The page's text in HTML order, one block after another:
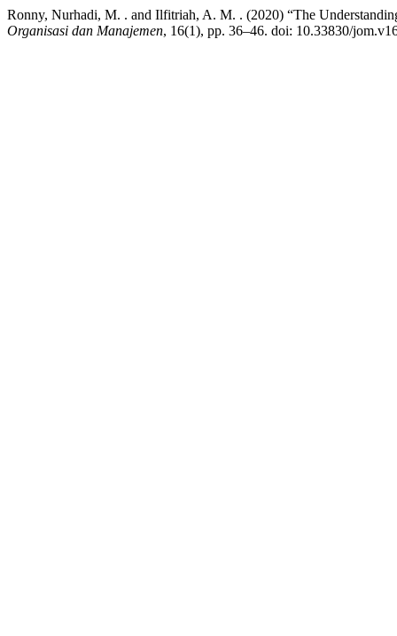
Ronny, Nurhadi, M. . and Ilfitriah, A. M. . (2020) “The
Organisasi dan Manajemen, 16(1), pp. 36–46. doi: 10.33830/